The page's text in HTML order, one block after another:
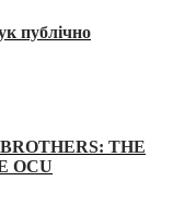
публічно
THE
OCU